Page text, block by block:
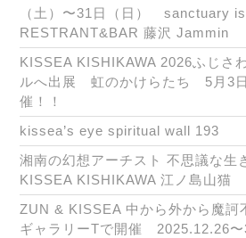
（土）〜31日（日） sanctuary
RESTRANT&BAR 藤沢 Jammin
KISSEA KISHIKAWA 2026ふじさ
ルへ出展 虹のかけらたち 5月3
催！！
kissea’s eye spiritual wall 193
湘南の幻想アーチスト 不思議な生
KISSEA KISHIKAWA 江ノ島山猫
ZUN & KISSEA 中から外から魔
ギャラリーTで開催 2025.12.26〜